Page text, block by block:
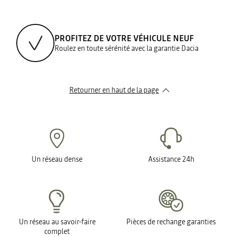
PROFITEZ DE VOTRE VÉHICULE NEUF
Roulez en toute sérénité avec la garantie Dacia
Retourner en haut de la page
Un réseau dense Assistance 24h
Un réseau au savoir-faire
complet
Pièces de rechange garanties